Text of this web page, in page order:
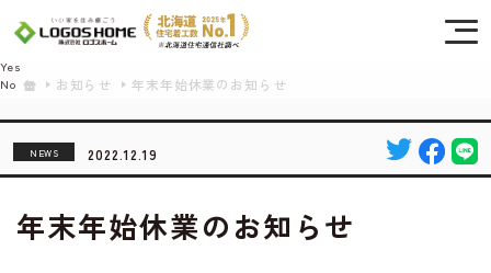
お知らせ 年末年始休業のお知らせ
NEWS 2022.12.19
年末年始休業のお知らせ
Cookie を使用して、お客様の活動を追跡してもよろしいですか? 当社ではお客様の
プライバシーを極めて重視しています。詳細について、およびご質問がある場合
は、当社のプライバシーポリシーをご覧ください。
Yes
No